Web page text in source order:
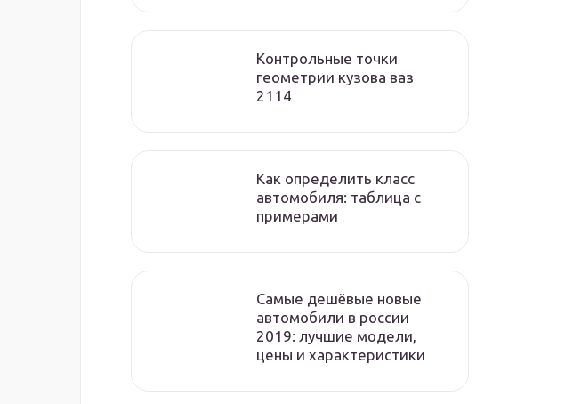
Контрольные точки
геометрии кузова ваз
2114
Как определить класс
автомобиля: таблица с
примерами
Самые дешёвые новые
автомобили в россии
2019: лучшие модели,
цены и характеристики